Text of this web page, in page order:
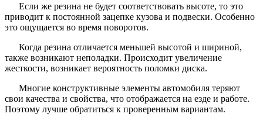
Если же резина не будет соответствовать высоте, то это
приводит к постоянной зацепке кузова и подвески. Особенно
это ощущается во время поворотов.
Когда резина отличается меньшей высотой и шириной,
также возникают неполадки. Происходит увеличение
жесткости, возникает вероятность поломки диска.
Многие конструктивные элементы автомобиля теряют
свои качества и свойства, что отображается на езде и работе.
Поэтому лучше обратиться к проверенным вариантам.